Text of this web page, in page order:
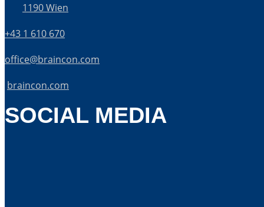
1190 Wien
+43 1 610 670
office@braincon.com
braincon.com
SOCIAL MEDIA